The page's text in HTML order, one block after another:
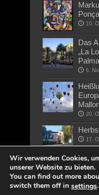
10.
Das
„La
Palma
6.
20.
17.
Wir verwenden Cookies,
unserer Website zu bieten.
You can find out more
switch them off in settings.